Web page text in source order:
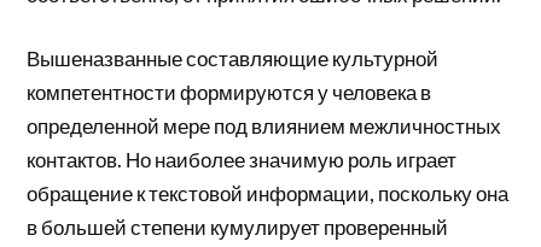
Вышеназванные составляющие культурной
компетентности формируются у человека в
определенной мере под влиянием межличностных
контактов. Но наиболее значимую роль играет
обращение к текстовой информации, поскольку она
в большей степени кумулирует проверенный